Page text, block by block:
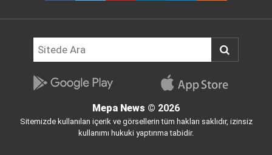
Mepa News © 2026
Sitemizde kullanılan içerik ve görsellerin tüm hakları saklıdır, izinsiz
kullanımı hukuki yaptırıma tabidir.